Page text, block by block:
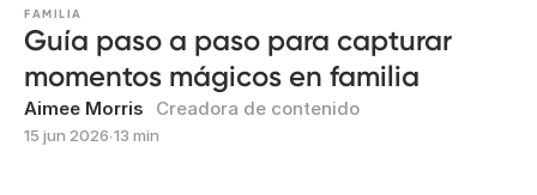
FAMILIA
Guía paso a paso para capturar
momentos mágicos en familia
Aimee Morris Creadora de contenido
15 jun 2026∙13 min